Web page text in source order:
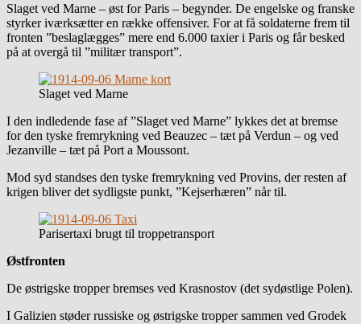
Slaget ved Marne – øst for Paris – begynder. De engelske og franske
styrker iværksætter en række offensiver. For at få soldaterne frem til
fronten ”beslaglægges” mere end 6.000 taxier i Paris og får besked
på at overgå til ”militær transport”.
Slaget ved Marne
I den indledende fase af ”Slaget ved Marne” lykkes det at bremse
for den tyske fremrykning ved Beauzec – tæt på Verdun – og ved
Jezanville – tæt på Port a Moussont.
Mod syd standses den tyske fremrykning ved Provins, der resten af
krigen bliver det sydligste punkt, ”Kejserhæren” når til.
Parisertaxi brugt til troppetransport
Østfronten
De østrigske tropper bremses ved Krasnostov (det sydøstlige Polen).
I Galizien støder russiske og østrigske tropper sammen ved Grodek